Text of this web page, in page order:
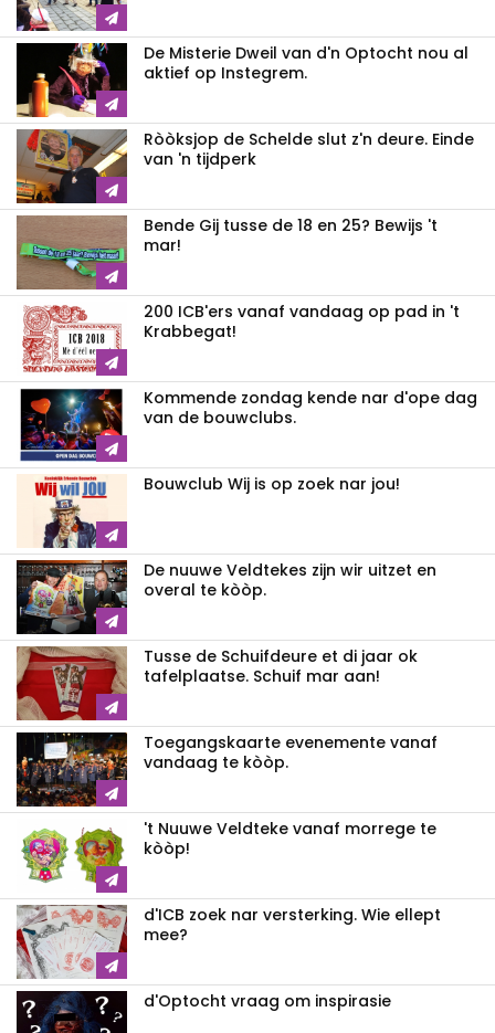
De Misterie Dweil van d'n Optocht nou al
aktief op Instegrem.
Ròòksjop de Schelde slut z'n deure. Einde
van 'n tijdperk
Bende Gij tusse de 18 en 25? Bewijs 't
mar!
200 ICB'ers vanaf vandaag op pad in 't
Krabbegat!
Kommende zondag kende nar d'ope dag
van de bouwclubs.
Bouwclub Wij is op zoek nar jou!
De nuuwe Veldtekes zijn wir uitzet en
overal te kòòp.
Tusse de Schuifdeure et di jaar ok
tafelplaatse. Schuif mar aan!
Toegangskaarte evenemente vanaf
vandaag te kòòp.
't Nuuwe Veldteke vanaf morrege te
kòòp!
d'ICB zoek nar versterking. Wie ellept
mee?
d'Optocht vraag om inspirasie